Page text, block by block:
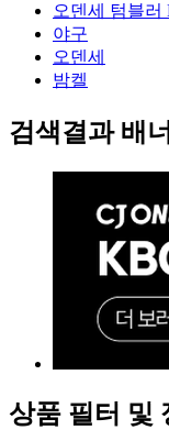
오덴세 텀블러
야구
오덴세
밤켈
검색결과 배너
상품 필터 및